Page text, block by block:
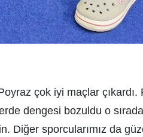
çok iyi maçlar
dengesi bozuldu o
Diğer sporcularımız da